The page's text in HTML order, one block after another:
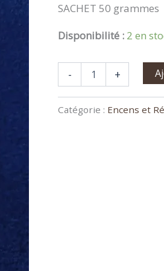
SACHET 50 grammes
Disponibilité : 2 en
- +
Catégorie : Encens et